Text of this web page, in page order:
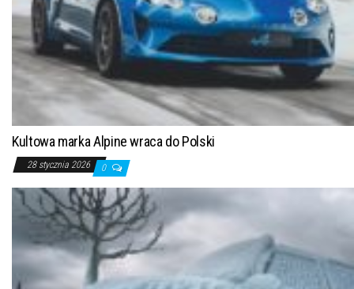
Kultowa marka Alpine wraca do Polski
28 stycznia 2026 0